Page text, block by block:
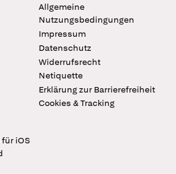
Allgemeine
Nutzungsbedingungen
Impressum
Datenschutz
Widerrufsrecht
Netiquette
Erklärung zur Barrierefreiheit
Cookies & Tracking
iOS